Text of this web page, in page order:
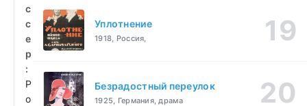
с
с
е
р
:
Р
о
Уплотнение
1918, Россия,
Безрадостный переулок
1925, Германия, драма